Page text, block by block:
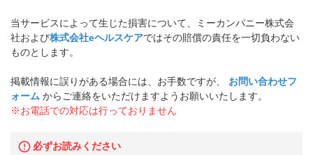
当サービスによって生じた損害について、ミーカンパニー株式会
社および株式会社eヘルスケアではその賠償の責任を一切負わない
ものとします。
掲載情報に誤りがある場合には、お手数ですが、
お問い合わせフ
ォーム からご連絡をいただけますようお願いいたします。
※お電話での対応は行っておりません
必ずお読みください